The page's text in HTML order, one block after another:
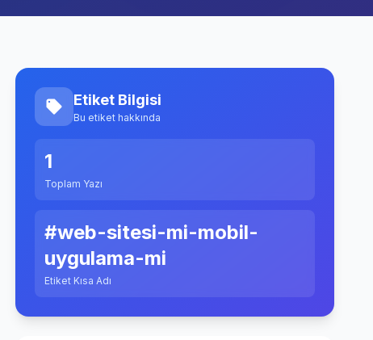
Etiket Bilgisi
Bu etiket hakkında
1
Toplam Yazı
#web-sitesi-mi-mobil-
uygulama-mi
Etiket Kısa Adı